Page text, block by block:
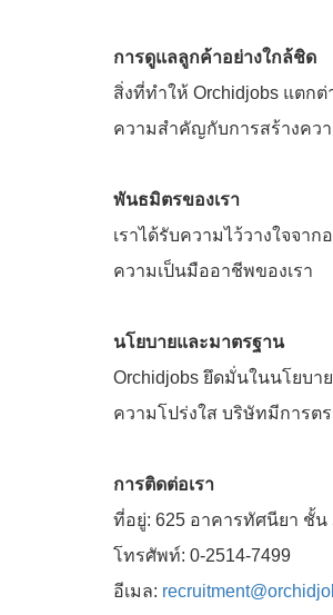
การดูแลลูกค้าอย่างใกล้ชิด
สิ่งที่ทำให้ Orchidjobs แตก
ความสำคัญกับการสร้างคว
พันธมิตรของเรา
เราได้รับความไว้วางใจจา
ความเป็นมืออาชีพของเรา
นโยบายและมาตรฐาน
Orchidjobs ยึดมั่นในนโยบ
ความโปร่งใส บริษัทมีการต
การติดต่อเรา
ที่อยู่: 625 อาคารทัศนียา ชั้น
โทรศัพท์: 0-2514-7499
อีเมล: